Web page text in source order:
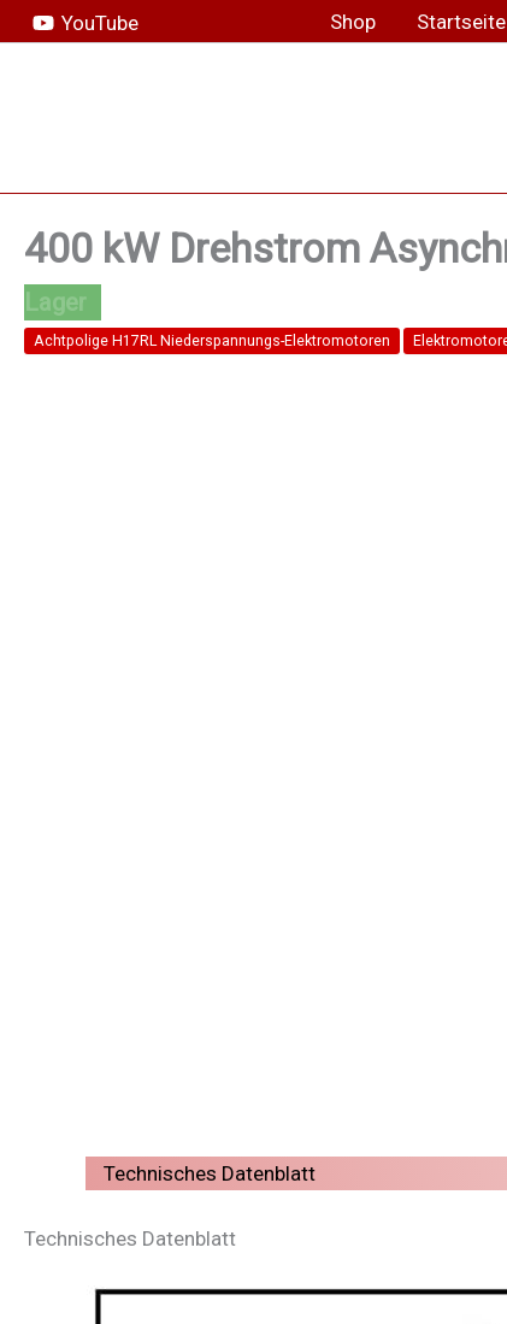
Zum
Inhalt
YouTube Shop Startseite
400 kW Drehstrom
Achtpolige H17RL Niederspannungs-Elektromotoren
Technisches Datenblatt
Technisches Datenblatt